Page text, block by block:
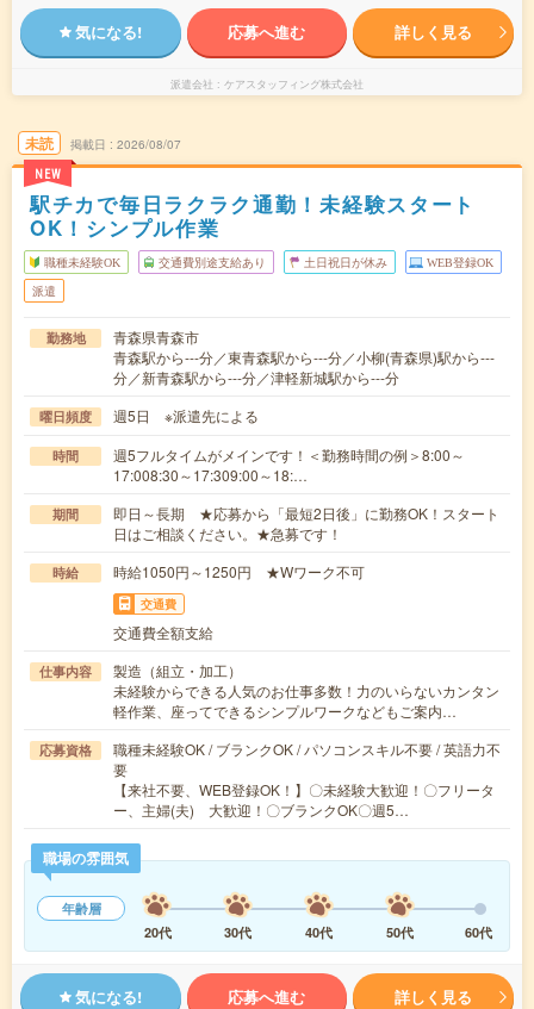
気になる! 応募へ進む 詳しく見る
派遣会社 ケアスタッフィング株式会社
未読
NEW
掲載日 2026/08/07
駅チカで毎日ラクラク通勤！未経験スタート
OK！シンプル作業
職種未経験OK 交通費別途支給あり 土日祝日が休み WEB登録OK
派遣
勤務地
青森県青森市
青森駅から---分／東青森駅から---分／小柳(青森県)駅から---
分／新青森駅から---分／津軽新城駅から---分
曜日頻度 週5日 ※派遣先による
時間
週5フルタイムがメインです！＜勤務時間の例＞8:00～
17:008:30～17:309:00～18:…
期間
即日～長期 ★応募から「最短2日後」に勤務OK！スタート
日はご相談ください。★急募です！
時給 時給1050円～1250円 ★Wワーク不可
交通費
交通費全額支給
仕事内容
製造（組立・加工）
未経験からできる人気のお仕事多数！力のいらないカンタン
軽作業、座ってできるシンプルワークなどもご案内…
応募資格
職種未経験OK / ブランクOK / パソコンスキル不要 / 英語力不
要
【来社不要、WEB登録OK！】〇未経験大歓迎！〇フリータ
ー、主婦(夫) 大歓迎！〇ブランクOK〇週5…
職場の雰囲気
年齢層
20代
30代 40代 50代 60代
気になる! 応募へ進む 詳しく見る